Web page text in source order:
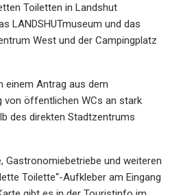
Toiletten in Landshut
LANDSHUTmuseum und das
West und der Campingplatz
einem Antrag aus dem
von öffentlichen WCs an stark
des direkten Stadtzentrums
Gastronomiebetriebe und weiteren
Toilette“-Aufkleber am Eingang